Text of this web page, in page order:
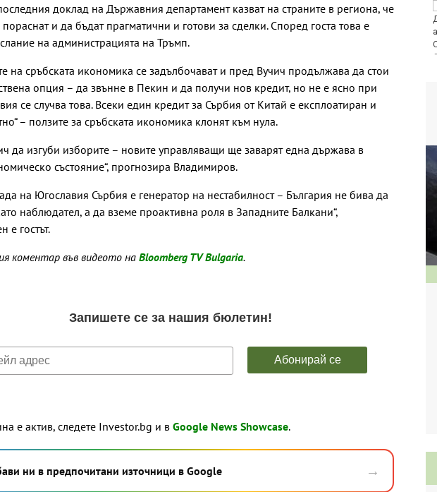
доклад на Държавния департамент казват на страните в региона, че
и да бъдат прагматични и готови за сделки. Според госта това е
на администрацията на Тръмп.
на сръбската икономика се задълбочават и пред Вучич продължава да стои
опция – да звънне в Пекин и да получи нов кредит, но не е ясно при
се случва това. Всеки един кредит за Сърбия от Китай е експлоатиран и
– ползите за сръбската икономика клонят към нула.
да изгуби изборите – новите управляващи ще заварят една държава в
състояние“, прогнозира Владимиров.
на Югославия Сърбия е генератор на нестабилност – България не бива да
наблюдател, а да вземе проактивна роля в Западните Балкани“,
е гостът.
коментар във видеото на Bloomberg TV Bulgaria.
е актив, следете Investor.bg и в Google News Showcase.
ни в предпочитани източници в Google →
Национална мрежа за
Саморазправата не е